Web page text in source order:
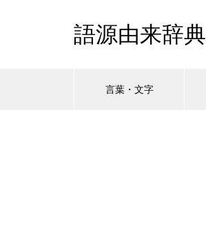
語源由来辞典
言葉・文字